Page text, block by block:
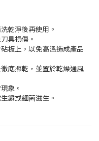
乾淨後再使用。
具損傷。
板上，以免高溫造成產品
底擦乾，並置於乾燥通風
象。
鏽或細菌滋生。